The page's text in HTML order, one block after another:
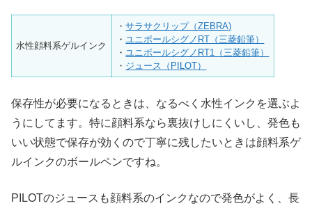
水性顔料系ゲルインク
・サラサクリップ（ZEBRA)
・ ユニボールシグノRT（三菱鉛筆）
・ ユニボールシグノRT1（三菱鉛筆）
・ ジュース（PILOT）
保存性が必要になるときは、なるべく水性インクを選ぶよ
うにしてます。特に顔料系なら裏抜けしにくいし、発色も
いい状態で保存が効くので丁寧に残したいときは顔料系ゲ
ルインクのボールペンですね。
PILOTのジュースも顔料系のインクなので発色がよく、長